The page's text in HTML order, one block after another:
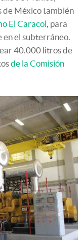
de México también
El Caracol , para
en el subterráneo.
40.000 litros de
de la Comisión